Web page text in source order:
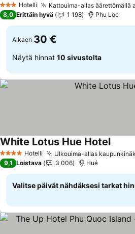
3 Tähtiluokitus
Hotelli Kattouima-allas äärettömällä
8,0 Erittäin hyvä 1 198 Phu Loc
Alkaen 30 €
Näytä hinnat 10 sivustolta
4 Tähtiluokitus
Hotelli Ulkouima-allas
White Lotus Hue Hotel
9,1 Loistava 3 006 Hué
Valitse päivät nähdäksesi tarkat